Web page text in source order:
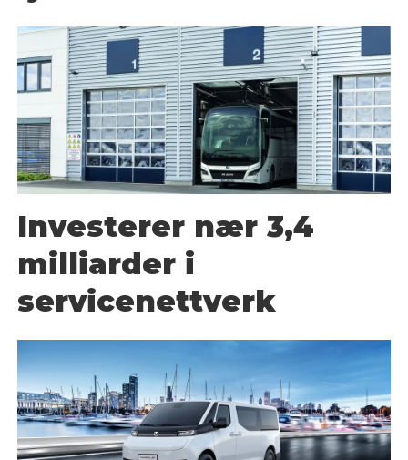
Investerer nær 3,4
milliarder i
servicenettverk